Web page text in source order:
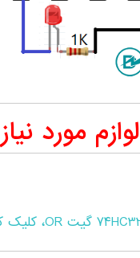
لوازم مورد نیاز